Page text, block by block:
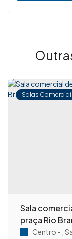
Salas
Sala
praça Rio
D'Oeste/SP.
Centro